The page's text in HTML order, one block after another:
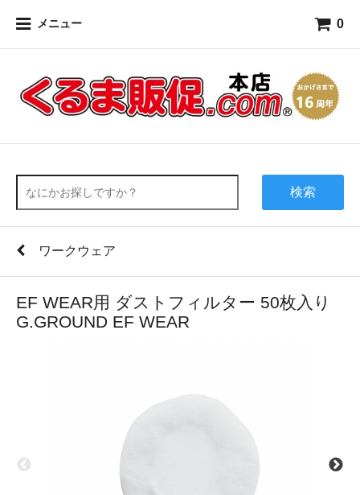
メニュー 0
検索
ワークウェア
EF WEAR用 ダストフィルター 50枚入り
G.GROUND EF WEAR